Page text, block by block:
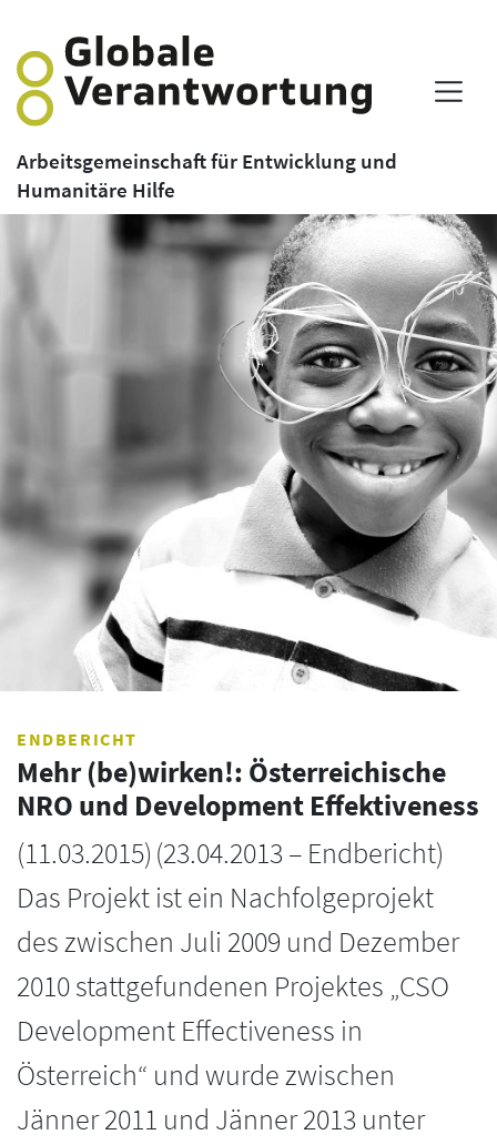
Arbeitsgemeinschaft für Entwicklung und
Humanitäre Hilfe
ENDBERICHT
Mehr (be)wirken!: Österreichische
NRO und Development Effektiveness
(11.03.2015) (23.04.2013 – Endbericht)
Das Projekt ist ein Nachfolgeprojekt
des zwischen Juli 2009 und Dezember
2010 stattgefundenen Projektes „CSO
Development Effectiveness in
Österreich“ und wurde zwischen
Jänner 2011 und Jänner 2013 unter